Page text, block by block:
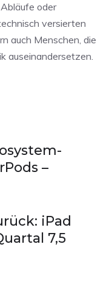
oder
versierten
auch Menschen, die
auseinandersetzen.
–
iPad
7,5